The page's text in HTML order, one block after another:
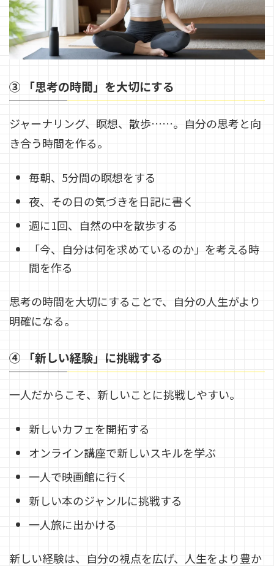
③ 「思考の時間」を大切にする
ジャーナリング、瞑想、散歩……。自分の思考と向
き合う時間を作る。
毎朝、5分間の瞑想をする
夜、その日の気づきを日記に書く
週に1回、自然の中を散歩する
「今、自分は何を求めているのか」を考える時
間を作る
思考の時間を大切にすることで、自分の人生がより
明確になる。
④ 「新しい経験」に挑戦する
一人だからこそ、新しいことに挑戦しやすい。
新しいカフェを開拓する
オンライン講座で新しいスキルを学ぶ
一人で映画館に行く
新しい本のジャンルに挑戦する
一人旅に出かける
新しい経験は、自分の視点を広げ、人生をより豊か